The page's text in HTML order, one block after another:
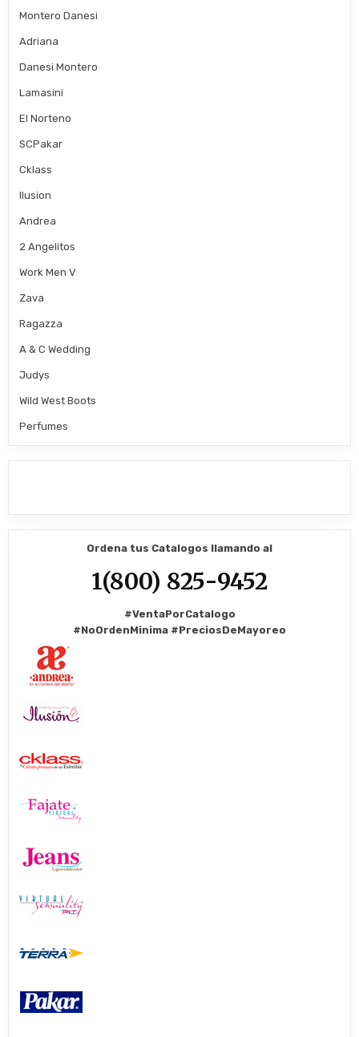
Montero Danesi
Adriana
Danesi Montero
Lamasini
El Norteno
SCPakar
Cklass
Ilusion
Andrea
2 Angelitos
Work Men V
Zava
Ragazza
A & C Wedding
Judys
Wild West Boots
Perfumes
Ordena tus Catalogos llamando al
1(800) 825-9452
#VentaPorCatalogo
#NoOrdenMinima #PreciosDeMayoreo